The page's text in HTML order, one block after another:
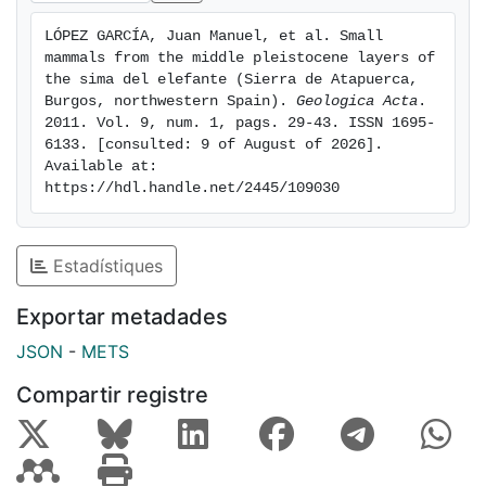
association suggests a late Middle Pleistocene age
(ca. 250-350 ka), a patchy landscape dominated by
humid meadows and woodland areas, and mild
climatic conditions. These results are compared with
other proxies, such as the herpetofauna, malacofauna,
large-mammals and charcoals, providing a new
scenario for the climatic and environmental conditions
the Sierra de Atapuerca.
LÓPEZ GARCÍA, Juan Manuel, et al. Small
mammals from the middle pleistocene layers of
the sima del elefante (Sierra de Atapuerca,
Burgos, northwestern Spain). Geologica Acta .
2011. Vol. 9, num. 1, pags. 29-43. ISSN 1695-
6133. [consulted: 9 of August of 2026].
Available at:
https://hdl.handle.net/2445/109030
Estadístiques
Exportar metadades
JSON - METS
Compartir registre